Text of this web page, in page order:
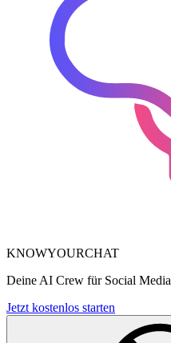
KNOWYOURCHAT
Deine AI Crew für Social Media
Jetzt kostenlos starten